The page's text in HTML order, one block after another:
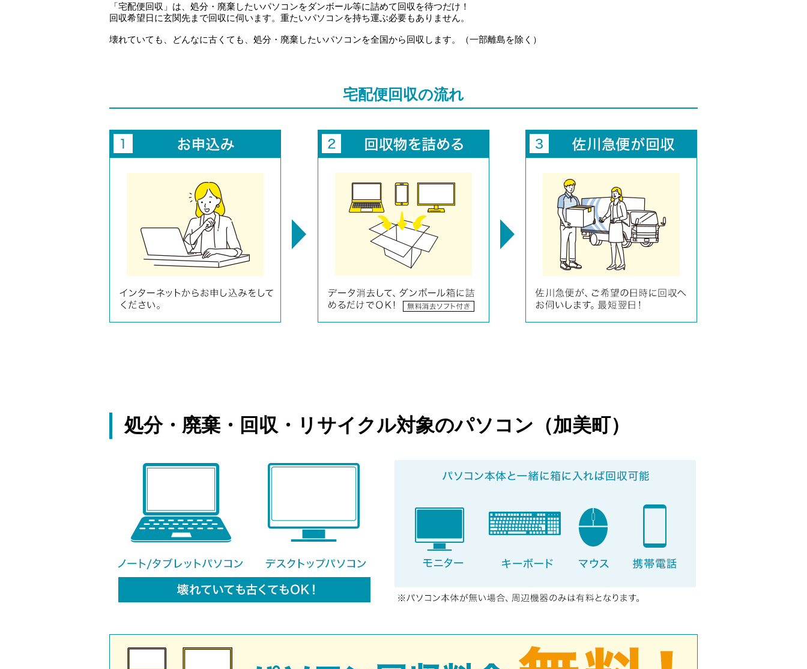
「宅配便回収」は、処分・廃棄したいパソコンをダンボール等に詰めて回収を待つだけ！
回収希望日に玄関先まで回収に伺います。重たいパソコンを持ち運ぶ必要もありません。
壊れていても、どんなに古くても、処分・廃棄したいパソコンを全国から回収します。（一部離島を除く）
宅配便回収の流れ
処分・廃棄・回収・リサイクル対象のパソコン（加美町）